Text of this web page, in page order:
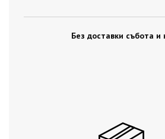
Без доставки събота и